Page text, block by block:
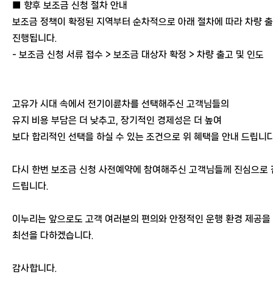
■ 향후 보조금 신청 절차 안내
보조금 정책이 확정된 지역부터 순차적으로 아래 절차에 따라 차량
진행됩니다.
- 보조금 신청 서류 접수 > 보조금 대상자 확정 > 차량 출고 및 인도
고유가 시대 속에서 전기이륜차를 선택해주신 고객님들의
유지 비용 부담은 더 낮추고, 장기적인 경제성은 더 높여
보다 합리적인 선택을 하실 수 있는 조건으로 위 혜택을 안내 드립니
다시 한번 보조금 신청 사전예약에 참여해주신 고객님들께 진심으로
드립니다.
이누리는 앞으로도 고객 여러분의 편의와 안정적인 운행 환경 제공을
최선을 다하겠습니다.
감사합니다.